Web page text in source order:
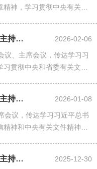
神，学习贯彻中央有关文
省政协召开党组会议主席会议 孙伟主持并讲话
2026-02-06
议、主席会议，传达学习习
习贯彻中央和省委有关文
省政协召开党组会议主席会议 孙伟主持并讲话
2026-01-08
会议，传达学习习近平总书
神和中央有关文件精神，
省政协召开党组会议主席会议 孙伟主持并讲话
2025-12-30